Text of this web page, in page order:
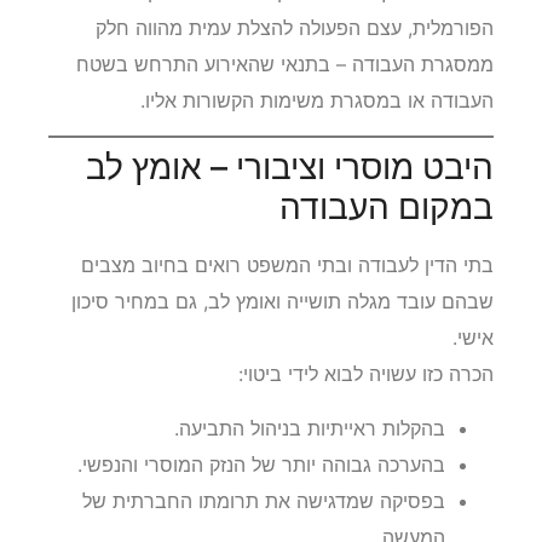
הפורמלית, עצם הפעולה להצלת עמית מהווה חלק
ממסגרת העבודה – בתנאי שהאירוע התרחש בשטח
העבודה או במסגרת משימות הקשורות אליו.
היבט מוסרי וציבורי – אומץ לב
במקום העבודה
בתי הדין לעבודה ובתי המשפט רואים בחיוב מצבים
שבהם עובד מגלה תושייה ואומץ לב, גם במחיר סיכון
אישי.
הכרה כזו עשויה לבוא לידי ביטוי:
בהקלות ראייתיות בניהול התביעה.
בהערכה גבוהה יותר של הנזק המוסרי והנפשי.
בפסיקה שמדגישה את תרומתו החברתית של
המעשה.